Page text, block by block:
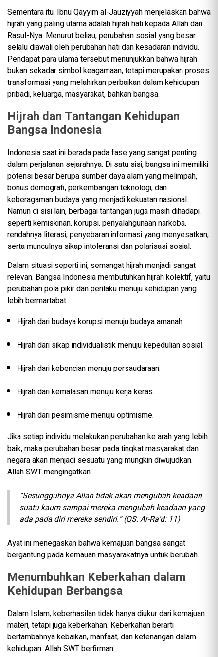
Sementara itu, Ibnu Qayyim al-Jauziyyah menjelaskan bahwa
hijrah yang paling utama adalah hijrah hati kepada Allah dan
Rasul-Nya. Menurut beliau, perubahan sosial yang besar
selalu diawali oleh perubahan hati dan kesadaran individu.
Pendapat para ulama tersebut menunjukkan bahwa hijrah
bukan sekadar simbol keagamaan, tetapi merupakan proses
transformasi yang melahirkan perbaikan dalam kehidupan
pribadi, keluarga, masyarakat, bahkan bangsa.
Hijrah dan Tantangan Kehidupan
Bangsa Indonesia
Indonesia saat ini berada pada fase yang sangat penting
dalam perjalanan sejarahnya. Di satu sisi, bangsa ini memiliki
potensi besar berupa sumber daya alam yang melimpah,
bonus demografi, perkembangan teknologi, dan
keberagaman budaya yang menjadi kekuatan nasional.
Namun di sisi lain, berbagai tantangan juga masih dihadapi,
seperti kemiskinan, korupsi, penyalahgunaan narkoba,
rendahnya literasi, penyebaran informasi yang menyesatkan,
serta munculnya sikap intoleransi dan polarisasi sosial.
Dalam situasi seperti ini, semangat hijrah menjadi sangat
relevan. Bangsa Indonesia membutuhkan hijrah kolektif, yaitu
perubahan pola pikir dan perilaku menuju kehidupan yang
lebih bermartabat:
Hijrah dari budaya korupsi menuju budaya amanah.
Hijrah dari sikap individualistik menuju kepedulian sosial.
Hijrah dari kebencian menuju persaudaraan.
Hijrah dari kemalasan menuju kerja keras.
Hijrah dari pesimisme menuju optimisme.
Jika setiap individu melakukan perubahan ke arah yang lebih
baik, maka perubahan besar pada tingkat masyarakat dan
negara akan menjadi sesuatu yang mungkin diwujudkan.
Allah SWT mengingatkan:
“Sesungguhnya Allah tidak akan mengubah keadaan
suatu kaum sampai mereka mengubah keadaan yang
ada pada diri mereka sendiri.” (QS. Ar-Ra’d: 11)
Ayat ini menegaskan bahwa kemajuan bangsa sangat
bergantung pada kemauan masyarakatnya untuk berubah.
Menumbuhkan Keberkahan dalam
Kehidupan Berbangsa
Dalam Islam, keberhasilan tidak hanya diukur dari kemajuan
materi, tetapi juga keberkahan. Keberkahan berarti
bertambahnya kebaikan, manfaat, dan ketenangan dalam
kehidupan. Allah SWT berfirman: